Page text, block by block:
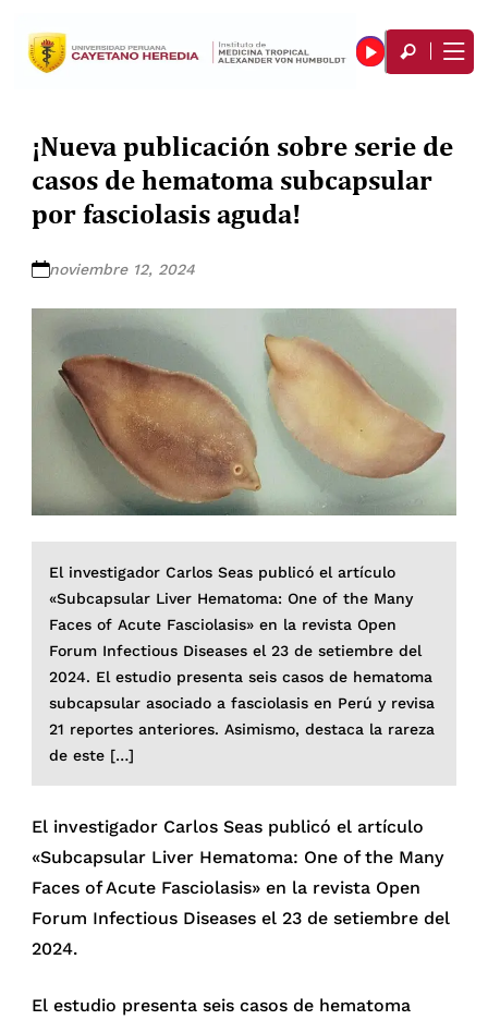
¡Nueva publicación sobre serie de
casos de hematoma subcapsular
por fasciolasis aguda!
noviembre 12, 2024
El investigador Carlos Seas publicó el artículo
«Subcapsular Liver Hematoma: One of the Many
Faces of Acute Fasciolasis» en la revista Open
Forum Infectious Diseases el 23 de setiembre del
2024. El estudio presenta seis casos de hematoma
subcapsular asociado a fasciolasis en Perú y revisa
21 reportes anteriores. Asimismo, destaca la rareza
de este […]
El investigador Carlos Seas publicó el artículo
«Subcapsular Liver Hematoma: One of the Many
Faces of Acute Fasciolasis» en la revista Open
Forum Infectious Diseases el 23 de setiembre del
2024.
El estudio presenta seis casos de hematoma